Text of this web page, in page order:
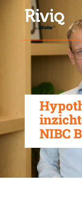
NIBC